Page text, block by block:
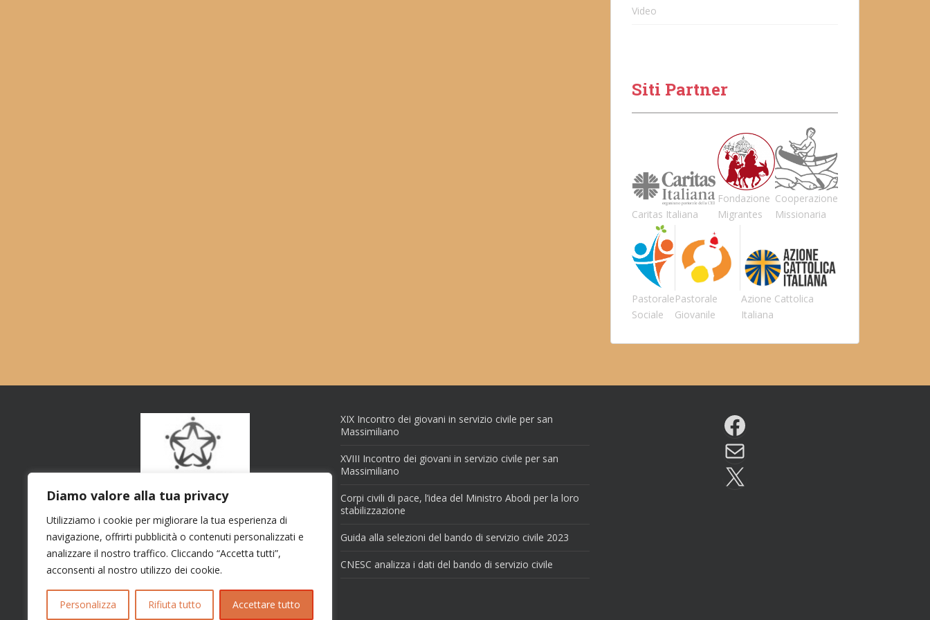
Diamo valore alla tua privacy
Utilizziamo i cookie per migliorare la tua esperienza di
navigazione, offrirti pubblicità o contenuti personalizzati e
analizzare il nostro traffico. Cliccando “Accetta tutti”,
acconsenti al nostro utilizzo dei cookie.
Personalizza Rifiuta tutto Accettare tutto
Video
Siti Partner
Caritas Italiana
Fondazione
Migrantes
Cooperazione
Missionaria
Pastorale
Sociale
Pastorale
Giovanile
Azione Cattolica
Italiana
XIX Incontro dei giovani in servizio civile per san
Massimiliano
XVIII Incontro dei giovani in servizio civile per san
Massimiliano
Corpi civili di pace, l’idea del Ministro Abodi per la loro
stabilizzazione
Guida alla selezioni del bando di servizio civile 2023
CNESC analizza i dati del bando di servizio civile
Facebook
Email
X